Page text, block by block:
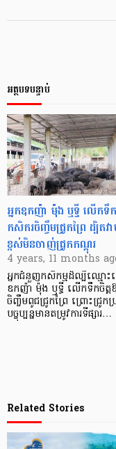
អត្ថបទបន្ទាប់
អ្នកឧកញ៉ា ម៉ុង ឬទ្ធី លើកទឹក
កសិករចិញ្ចឹមជ្រូកព្រៃ ដ្បិតវា
ខ្ពស់មិនចាញ់ជ្រូកកណ្ដុរ
4 years, 11 months
អ្នកជំនួញកសិកម្មដ៏ល្បីឈ្មោះន
ឧកញ៉ា ម៉ុង ឬទ្ធី លើកទឹកចិត្ត
ចិញ្ចឹមពូជជ្រូកព្រៃ ព្រោះជ្រូកប្
បច្ចុប្បន្នមានតម្រូវការទីផ្សារ…
Related Stories